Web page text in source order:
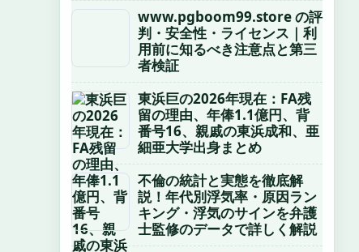
www.pgboom99.store の評
判・安全性・ライセンス｜利
用前に知るべき注意点と第三
者検証
東浜巨の2026年現在：FA残
留の理由、年俸1.1億円、背
番号16、親戚の東浜成和、亜
細亜大学出身まとめ
不倫の統計と実態を徹底解
説！年代別浮気率・原因ラン
キング・浮気のサインを弁護
士監修のデータで詳しく解説